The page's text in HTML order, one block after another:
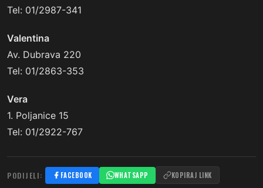
Tel: 01/2987-341
Valentina
Av. Dubrava 220
Tel: 01/2863-353
Vera
1. Poljanice 15
Tel: 01/2922-767
PODIJELI: FACEBOOK WHATSAPP KOPIRAJ LINK